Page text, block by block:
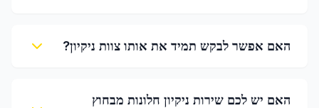
האם אפשר לבקש תמיד את אותו צוות ניקיון?
האם יש לכם שירות ניקיון חלונות מבחוץ